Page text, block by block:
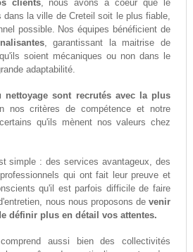
clients, nous avons à coeur que le
dans la ville de Creteil soit le plus fiable,
possible. Nos équipes bénéficient de
, garantissant la maitrise de
soient mécaniques ou non dans le
adaptabilité.
nettoyage sont recrutés avec la plus
nos critères de compétence et notre
qu'ils mènent nos valeurs chez
simple : des services avantageux, des
qui ont fait leur preuve et
qu'il est parfois difficile de faire
nous nous proposons devenir
définir plus en détail vos attentes.
aussi bien des collectivités